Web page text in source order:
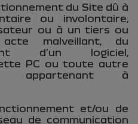
du Site dû à
ou involontaire,
ou à un tiers ou
malveillant, du
d’un logiciel,
PC ou toute autre
appartenant à
et/ou de
de communication